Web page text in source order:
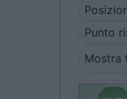
Punto
Mostra